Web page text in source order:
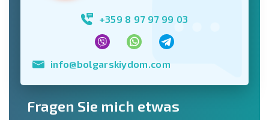
+359 8 97 97 99 03
info@bolgarskiydom.com
Fragen Sie mich etwas